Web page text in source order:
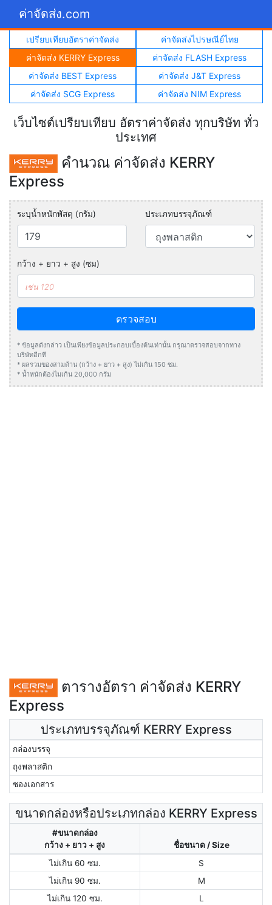
ค่าจัดส่ง.com
เปรียบเทียบอัตราค่าจัดส่ง
ค่าจัดส่งไปรษณีย์ไทย
ค่าจัดส่ง KERRY Express
ค่าจัดส่ง FLASH Express
ค่าจัดส่ง BEST Express
ค่าจัดส่ง J&T Express
ค่าจัดส่ง SCG Express
ค่าจัดส่ง NIM Express
เว็บไซต์เปรียบเทียบ อัตราค่าจัดส่ง ทุกบริษัท ทั่ว
ประเทศ
คำนวณ ค่าจัดส่ง KERRY
Express
ระบุน้ำหนักพัสดุ (กรัม) ประเภทบรรจุภัณฑ์
กว้าง + ยาว + สูง (ซม)
ตรวจสอบ
* ข้อมูลดังกล่าว เป็นเพียงข้อมูลประกอบเบื้องต้นเท่านั้น กรุณาตรวจสอบจากทาง
บริษัทอีกที
* ผลรวมของสามด้าน (กว้าง + ยาว + สูง) ไม่เกิน 150 ซม.
* น้ำหนักต้องไมเกิน 20,000 กรัม
ตารางอัตรา ค่าจัดส่ง KERRY
Express
ประเภทบรรจุภัณฑ์ KERRY Express
กล่องบรรจุ
ถุงพลาสติก
ซองเอกสาร
ขนาดกล่องหรือประเภทกล่อง KERRY Express
#ขนาดกล่อง
กว้าง + ยาว + สูง
ชื่อขนาด / Size
ไม่เกิน 60 ซม.
S
ไม่เกิน 90 ซม.
M
ไม่เกิน 120 ซม.
L